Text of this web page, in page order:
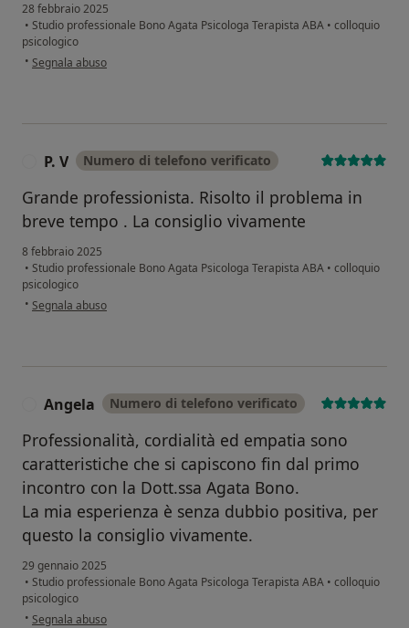
28 febbraio 2025
• Studio professionale Bono Agata Psicologa Terapista ABA • colloquio
psicologico
• secondo l'opinione dell'utente S.C.
Segnala abuso
P. V Numero di telefono verificato
Grande professionista. Risolto il problema in
breve tempo . La consiglio vivamente
8 febbraio 2025
• Studio professionale Bono Agata Psicologa Terapista ABA • colloquio
psicologico
• secondo l'opinione dell'utente P. V
Segnala abuso
Angela Numero di telefono verificato
Professionalità, cordialità ed empatia sono
caratteristiche che si capiscono fin dal primo
incontro con la Dott.ssa Agata Bono.
La mia esperienza è senza dubbio positiva, per
questo la consiglio vivamente.
29 gennaio 2025
• Studio professionale Bono Agata Psicologa Terapista ABA • colloquio
psicologico
• secondo l'opinione dell'utente Angela
Segnala abuso